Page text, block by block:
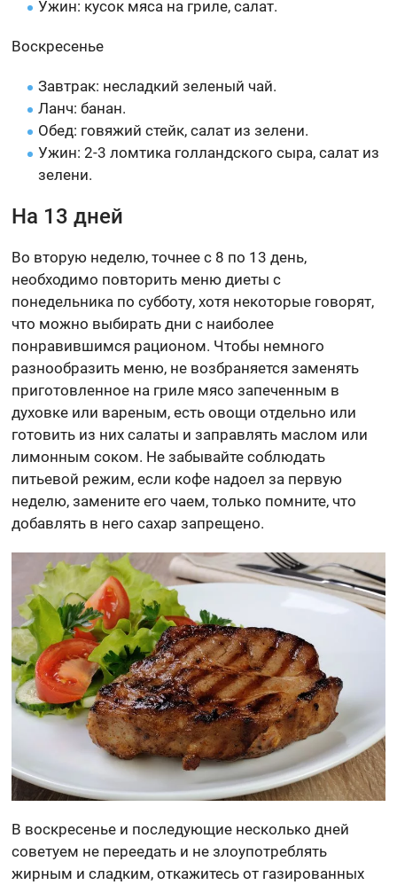
Ужин: кусок мяса на гриле, салат.
Воскресенье
Завтрак: несладкий зеленый чай.
Ланч: банан.
Обед: говяжий стейк, салат из зелени.
Ужин: 2-3 ломтика голландского сыра, салат из
зелени.
На 13 дней
Во вторую неделю, точнее с 8 по 13 день,
необходимо повторить меню диеты с
понедельника по субботу, хотя некоторые говорят,
что можно выбирать дни с наиболее
понравившимся рационом. Чтобы немного
разнообразить меню, не возбраняется заменять
приготовленное на гриле мясо запеченным в
духовке или вареным, есть овощи отдельно или
готовить из них салаты и заправлять маслом или
лимонным соком. Не забывайте соблюдать
питьевой режим, если кофе надоел за первую
неделю, замените его чаем, только помните, что
добавлять в него сахар запрещено.
В воскресенье и последующие несколько дней
советуем не переедать и не злоупотреблять
жирным и сладким, откажитесь от газированных